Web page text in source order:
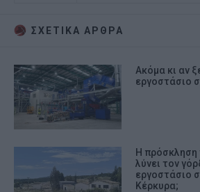
ΣΧΕΤΙΚA AΡΘΡΑ
Ακόμα κι αν
εργοστάσιο
Η
λύνει τον
εργοστάσιο
Κέρκυρα;